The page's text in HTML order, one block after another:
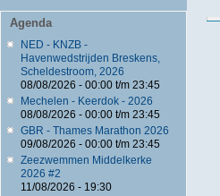
Agenda
NED - KNZB -
Havenwedstrijden Breskens,
Scheldestroom, 2026
08/08/2026 - 00:00t/m 23:45
Mechelen - Keerdok - 2026
08/08/2026 - 00:00t/m 23:45
GBR - Thames Marathon 2026
09/08/2026 - 00:00t/m 23:45
Zeezwemmen Middelkerke
2026 #2
11/08/2026 - 19:30